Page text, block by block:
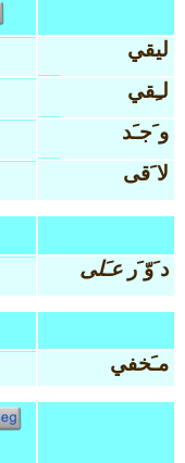
ليقي
لـِقي
و َجـَد
لا َقى
د َوّ َرعـَلى
مـَخفي